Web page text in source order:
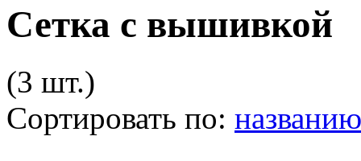
Сетка с вышивкой
(3 шт.)
Сортировать по: названию